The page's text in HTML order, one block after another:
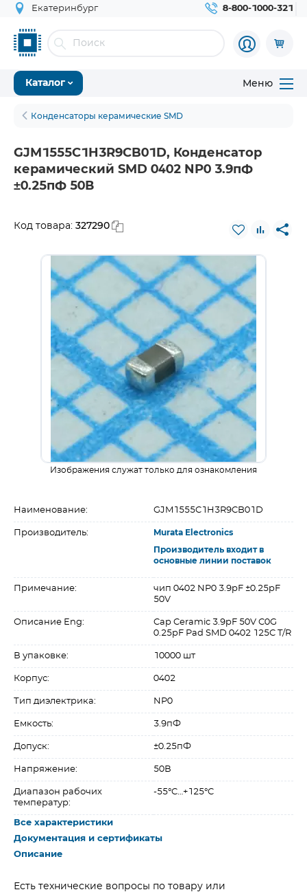
Екатеринбург 8-800-1000-321
Каталог Меню
Конденсаторы керамические SMD
GJM1555C1H3R9CB01D, Конденсатор
керамический SMD 0402 NP0 3.9пФ
±0.25пФ 50В
Код товара: 327290
Изображения служат только для ознакомления
Наименование: GJM1555C1H3R9CB01D
Производитель: Murata Electronics
Производитель входит в
основные линии поставок
Примечание:
чип 0402 NP0 3.9pF ±0.25pF
50V
Описание Eng:
Cap Ceramic 3.9pF 50V C0G
0.25pF Pad SMD 0402 125C T/R
В упаковке: 10000 шт
Корпус: 0402
Тип диэлектрика: NP0
Емкость: 3.9пФ
Допуск: ±0.25пФ
Напряжение: 50В
Диапазон рабочих
температур:
-55°C…+125°C
Все характеристики
Документация и сертификаты
Описание
Есть технические вопросы по товару или